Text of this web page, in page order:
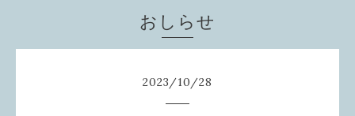
おしらせ
2023/10/28